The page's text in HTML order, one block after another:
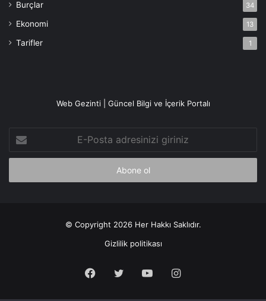
Burçlar 34
Ekonomi 13
Tarifler 1
Web Gezinti | Güncel Bilgi ve İçerik Portalı
Posta
adresinizi
© Copyright 2026 Her Hakkı Saklıdır.
Gizlilik politikası
Facebook
X YouTubeInstagram